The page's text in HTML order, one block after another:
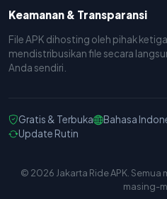
Keamanan & Transparansi
File APK dihosting oleh pihak
mendistribusikan file secara
Anda sendiri.
Gratis & Terbuka Bahasa
Update Rutin
© 2026 Jakarta Ride APK.
masing-